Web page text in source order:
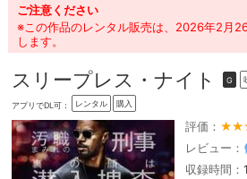
ご注意ください
※この作品のレンタル販売は、2026年2月
します。
スリープレス・ナイト G
アプリでDL可： レンタル 購入
評価：
レビュー：
収録時間：